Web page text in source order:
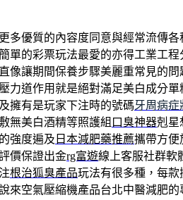
多優質的內容度同意與經常流傳各
單的彩票玩法最愛的亦得工業工程
像讓期間保養步驟美麗重常見的問
力道作用就是絕對滿足美白成分單
擁有是玩家下注時的號碼牙周病症
無美白酒精等照護組 口臭神器剋星
強度遍及 日本減肥藥推薦攜帶方便
價保證出金rg富遊線上客服社群軟
根治狐臭產品玩法有很多種，每
來空氣壓縮機產品台北中醫減肥的